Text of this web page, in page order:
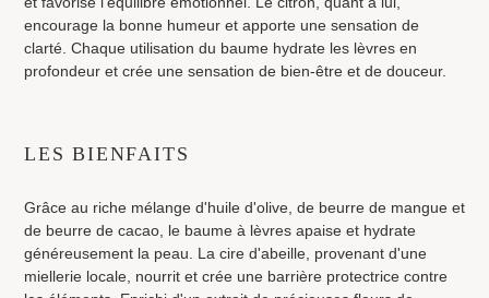
encourage la bonne humeur et apporte une sensation de
clarté. Chaque utilisation du baume hydrate les lèvres en
profondeur et crée une sensation de bien-être et de douceur.
LES BIENFAITS
Grâce au riche mélange d'huile d'olive, de beurre de mangue et
de beurre de cacao, le baume à lèvres apaise et hydrate
généreusement la peau. La cire d'abeille, provenant d'une
miellerie locale, nourrit et crée une barrière protectrice contre